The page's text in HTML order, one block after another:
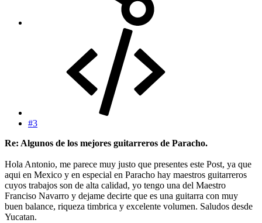
#3
Re: Algunos de los mejores guitarreros de Paracho.
Hola Antonio, me parece muy justo que presentes este Post, ya que
aqui en Mexico y en especial en Paracho hay maestros guitarreros
cuyos trabajos son de alta calidad, yo tengo una del Maestro
Franciso Navarro y dejame decirte que es una guitarra con muy
buen balance, riqueza timbrica y excelente volumen. Saludos desde
Yucatan.